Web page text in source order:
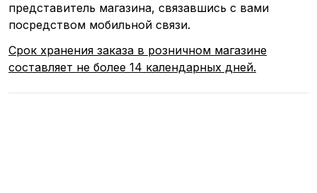
представитель магазина, связавшись с вами
посредством мобильной связи.
Срок хранения заказа в розничном магазине
составляет не более 14 календарных дней.